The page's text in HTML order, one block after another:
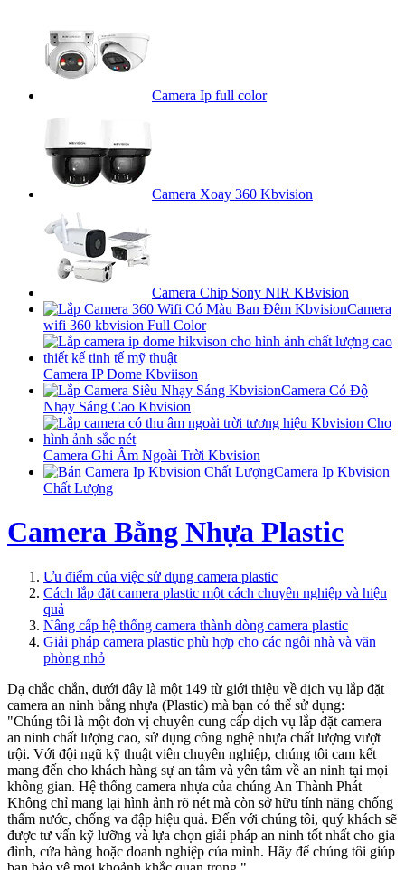
Camera Ip full color
Camera Xoay 360 Kbvision
Camera Chip Sony NIR KBvision
Camera
wifi 360 kbvision Full Color
Camera IP Dome Kbviison
Camera Có Độ
Nhạy Sáng Cao Kbvision
Camera Ghi Âm Ngoài Trời Kbvision
Camera Ip Kbvision
Chất Lượng
Camera Bằng Nhựa Plastic
Ưu điểm của việc sử dụng camera plastic
Cách lắp đặt camera plastic một cách chuyên nghiệp và hiệu
quả
Nâng cấp hệ thống camera thành dòng camera plastic
Giải pháp camera plastic phù hợp cho các ngôi nhà và văn
phòng nhỏ
Dạ chắc chắn, dưới đây là một 149 từ giới thiệu về dịch vụ lắp đặt
camera an ninh bằng nhựa (Plastic) mà bạn có thể sử dụng:
"Chúng tôi là một đơn vị chuyên cung cấp dịch vụ lắp đặt camera
an ninh chất lượng cao, sử dụng công nghệ nhựa chất lượng vượt
trội. Với đội ngũ kỹ thuật viên chuyên nghiệp, chúng tôi cam kết
mang đến cho khách hàng sự an tâm và yên tâm về an ninh tại mọi
không gian. Hệ thống camera nhựa của chúng An Thành Phát
Không chỉ mang lại hình ảnh rõ nét mà còn sở hữu tính năng chống
thấm nước, chống va đập hiệu quả. Đến với chúng tôi, quý khách sẽ
được tư vấn kỹ lưỡng và lựa chọn giải pháp an ninh tốt nhất cho gia
đình, cửa hàng hoặc doanh nghiệp của mình. Hãy để chúng tôi giúp